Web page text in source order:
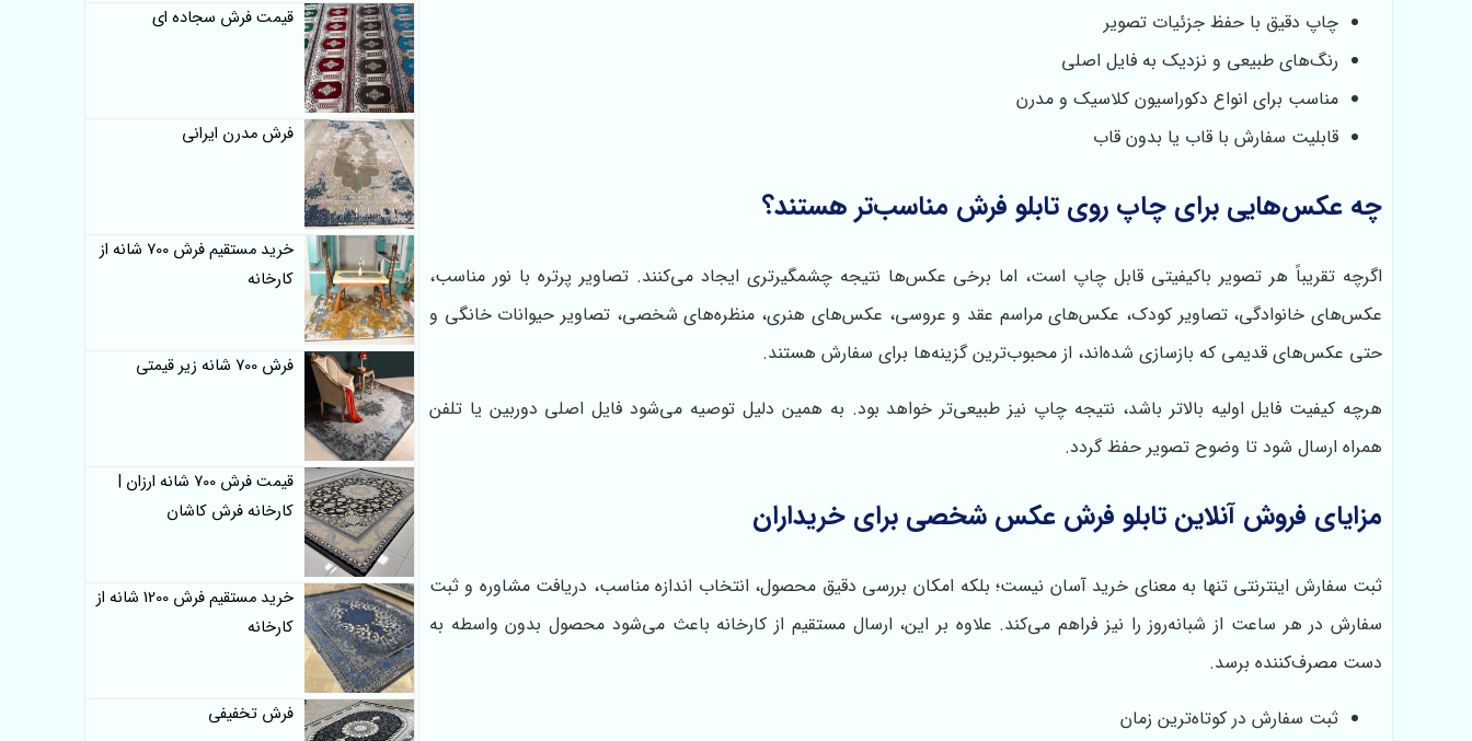
چاپ دقیق با حفظ جزئیات تصویر
رنگ‌های طبیعی و نزدیک به فایل اصلی
مناسب برای انواع دکوراسیون کلاسیک و مدرن
قابلیت سفارش با قاب یا بدون قاب
چه عکس‌هایی برای چاپ روی تابلو فرش مناسب‌تر هستند؟
اگرچه تقریباً هر تصویر باکیفیتی قابل چاپ است، اما برخی عکس‌ها نتیجه چشمگیرتری ایجاد می‌کنند. تصاویر پرتره با نور مناسب،
عکس‌های خانوادگی، تصاویر کودک، عکس‌های مراسم عقد و عروسی، عکس‌های هنری، منظره‌های شخصی، تصاویر حیوانات خانگی و
حتی عکس‌های قدیمی که بازسازی شده‌اند، از محبوب‌ترین گزینه‌ها برای سفارش هستند.
هرچه کیفیت فایل اولیه بالاتر باشد، نتیجه چاپ نیز طبیعی‌تر خواهد بود. به همین دلیل توصیه می‌شود فایل اصلی دوربین یا تلفن
همراه ارسال شود تا وضوح تصویر حفظ گردد.
مزایای فروش آنلاین تابلو فرش عکس شخصی برای خریداران
ثبت سفارش اینترنتی تنها به معنای خرید آسان نیست؛ بلکه امکان بررسی دقیق محصول، انتخاب اندازه مناسب، دریافت مشاوره و ثبت
سفارش در هر ساعت از شبانه‌روز را نیز فراهم می‌کند. علاوه بر این، ارسال مستقیم از کارخانه باعث می‌شود محصول بدون واسطه به
دست مصرف‌کننده برسد.
ثبت سفارش در کوتاه‌ترین زمان
قیمت فرش سجاده ای
فرش مدرن ایرانی
خرید مستقیم فرش 700 شانه از
کارخانه
فرش 700 شانه زیر قیمتی
قیمت فرش 700 شانه ارزان |
کارخانه فرش کاشان
خرید مستقیم فرش 1200 شانه از
کارخانه
فرش تخفیفی